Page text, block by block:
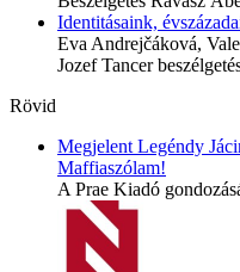
Identitásaink,
Eva Andrejčáková,
Jozef Tancer
Rövid
Megjelent Legéndy
Maffiaszólam!
A Prae Kiadó